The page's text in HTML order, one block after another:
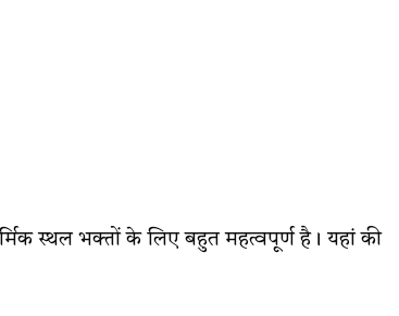
स्थल भक्तों के लिए बहुत महत्वपूर्ण है। यहां की